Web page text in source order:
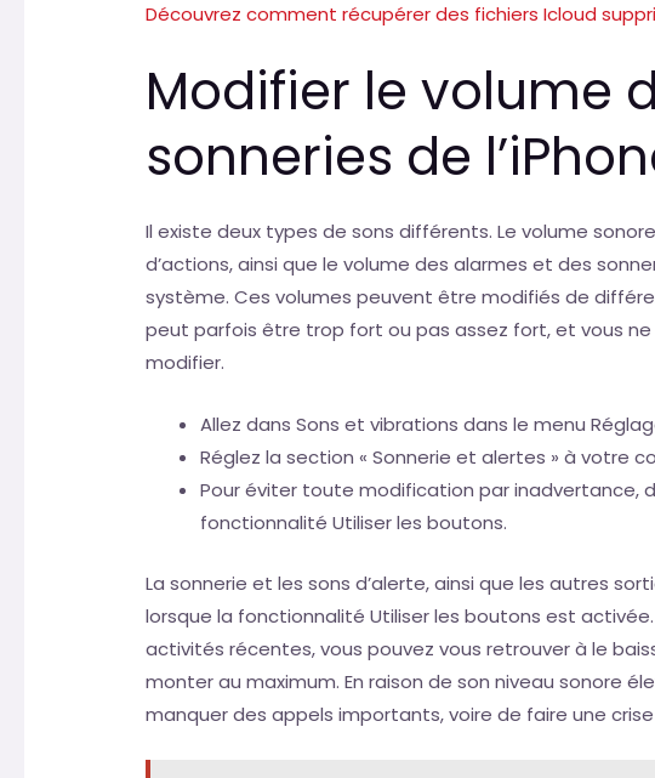
Découvrez comment récupérer des fichiers Icloud
Modifier le volume
sonneries de
Il existe deux types de sons différents. Le volume
d’actions, ainsi que le volume des alarmes et des
système. Ces volumes peuvent être modifiés de
peut parfois être trop fort ou pas assez fort, et vous
modifier.
Allez dans Sons et vibrations dans le menu
Réglez la section « Sonnerie et alertes » à votre
Pour éviter toute modification par inadvertance,
fonctionnalité Utiliser les boutons.
La sonnerie et les sons d’alerte, ainsi que les autres
lorsque la fonctionnalité Utiliser les boutons est
activités récentes, vous pouvez vous retrouver à le
monter au maximum. En raison de son niveau sonore
manquer des appels importants, voire de faire une